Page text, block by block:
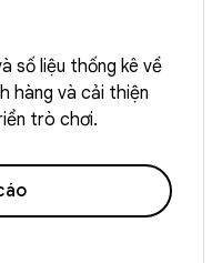
số liệu thống kê về
hàng và cải thiện
trò chơi.